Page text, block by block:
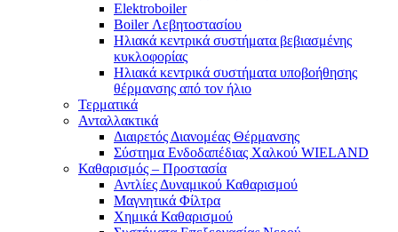
Elektroboiler
Boiler Λεβητοστασίου
Ηλιακά κεντρικά συστήματα βεβιασμένης
κυκλοφορίας
Ηλιακά κεντρικά συστήματα υποβοήθησης
θέρμανσης από τον ήλιο
Τερματικά
Ανταλλακτικά
Διαιρετός Διανομέας Θέρμανσης
Σύστημα Ενδοδαπέδιας Χαλκού WIELAND
Καθαρισμός – Προστασία
Αντλίες Δυναμικού Καθαρισμού
Μαγνητικά Φίλτρα
Χημικά Καθαρισμού